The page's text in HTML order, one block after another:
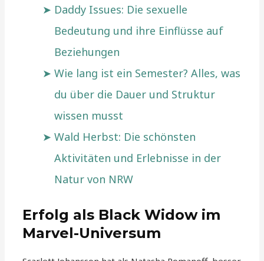
Daddy Issues: Die sexuelle
Bedeutung und ihre Einflüsse auf
Beziehungen
Wie lang ist ein Semester? Alles, was
du über die Dauer und Struktur
wissen musst
Wald Herbst: Die schönsten
Aktivitäten und Erlebnisse in der
Natur von NRW
Erfolg als Black Widow im
Marvel-Universum